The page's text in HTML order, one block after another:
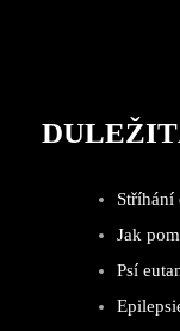
Stříhání
Jak
Psí